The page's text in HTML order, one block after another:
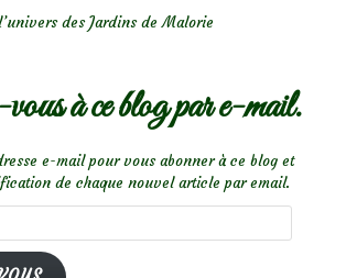
des Jardins de Malorie
à ce blog par e-mail.
e-mail pour vous abonner à ce blog et
de chaque nouvel article par email.